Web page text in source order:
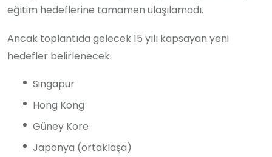
eğitim hedeflerine tamamen ulaşılamadı.
Ancak toplantıda gelecek 15 yılı kapsayan yeni
hedefler belirlenecek.
Singapur
Hong Kong
Güney Kore
Japonya (ortaklaşa)